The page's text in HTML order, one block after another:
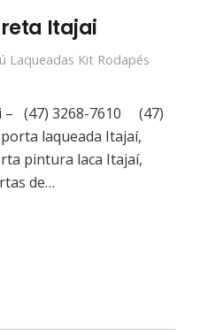
Itajai
Laqueadas Kit Rodapés
– (47) 3268-7610 (47)
laqueada Itajaí,
pintura laca Itajaí,
de…